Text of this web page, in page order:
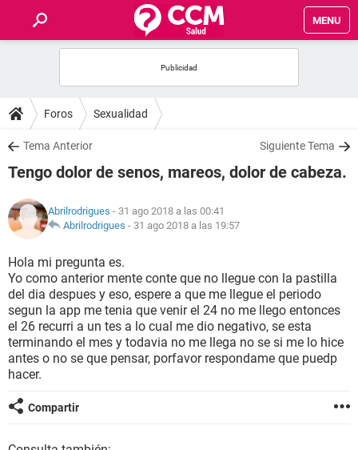
MENU
FOROS
SALUD
FAMILIA
NUTRICIÓN
BIENESTAR
SEXUALIDAD
GLOSARIO
Foros Sexualidad
Tema Anterior Siguiente Tema
Tengo dolor de senos, mareos, dolor de cabeza.
Abrilrodrigues - 31 ago 2018 a las 00:41
Abrilrodrigues - 31 ago 2018 a las 19:57
Hola mi pregunta es.
Yo como anterior mente conte que no llegue con la pastilla
del dia despues y eso, espere a que me llegue el periodo
segun la app me tenia que venir el 24 no me llego entonces
el 26 recurri a un tes a lo cual me dio negativo, se esta
terminando el mes y todavia no me llega no se si me lo hice
antes o no se que pensar, porfavor respondame que puedp
hacer.
Compartir